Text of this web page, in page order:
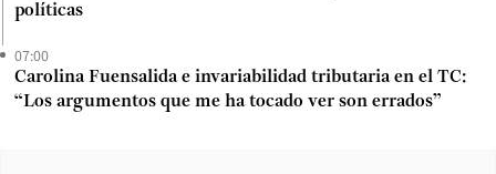
políticas
07:00
Carolina Fuensalida e invariabilidad tributaria en el TC:
“Los argumentos que me ha tocado ver son errados”